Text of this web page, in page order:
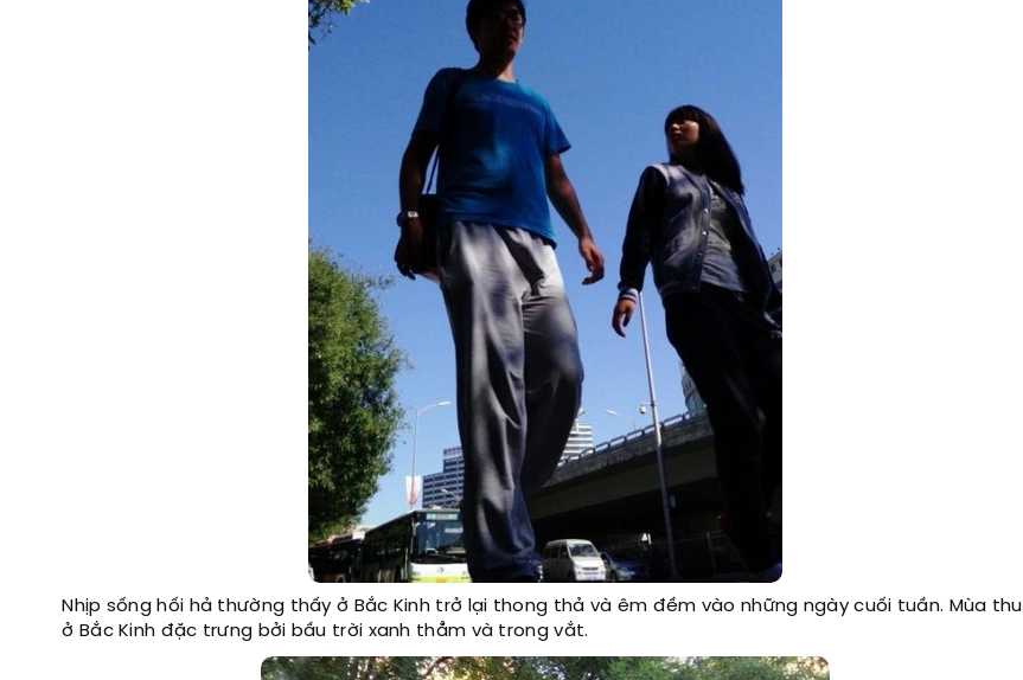
Nhịp sống hối hả thường thấy ở Bắc Kinh trở lại thong thả và êm đềm vào những ngày cuối tuần. Mùa thu
ở Bắc Kinh đặc trưng bởi bầu trời xanh thẳm và trong vắt.